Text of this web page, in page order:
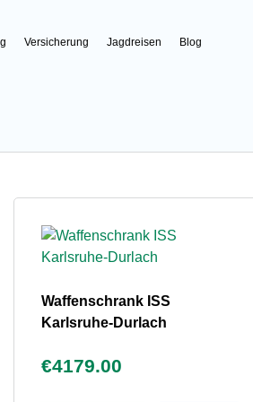
Versicherung Jagdreisen Blog
Waffenschrank ISS
Karlsruhe-Durlach
€4179.00